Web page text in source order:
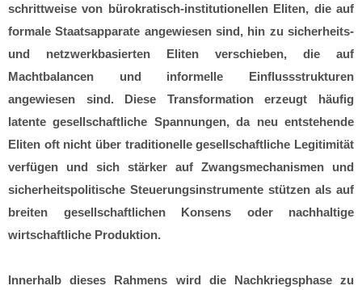
schrittweise von bürokratisch-institutionellen Eliten, die auf
formale Staatsapparate angewiesen sind, hin zu sicherheits-
und netzwerkbasierten Eliten verschieben, die auf
Machtbalancen und informelle Einflussstrukturen
angewiesen sind. Diese Transformation erzeugt häufig
latente gesellschaftliche Spannungen, da neu entstehende
Eliten oft nicht über traditionelle gesellschaftliche Legitimität
verfügen und sich stärker auf Zwangsmechanismen und
sicherheitspolitische Steuerungsinstrumente stützen als auf
breiten gesellschaftlichen Konsens oder nachhaltige
wirtschaftliche Produktion.
Innerhalb dieses Rahmens wird die Nachkriegsphase zu